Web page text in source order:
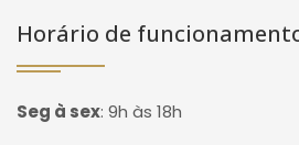
Horário de
Seg à sex: 9h às 18h